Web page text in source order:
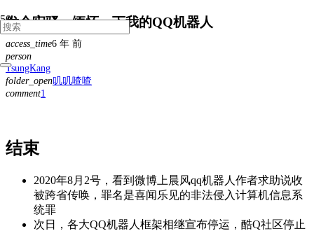
发个牢骚，缅怀一下我的QQ机器人
access_time6 年 前
person
TsungKang
folder_open叽叽喳喳
comment1
结束
2020年8月2号，看到微博上晨风qq机器人作者求助说收
被跨省传唤，罪名是喜闻乐见的非法侵入计算机信息系
统罪
次日，各大QQ机器人框架相继宣布停运，酷Q社区停止